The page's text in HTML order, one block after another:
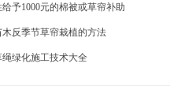
予1000元的棉被或草帘补助
木反季节草帘栽植的方法
绳绿化施工技术大全